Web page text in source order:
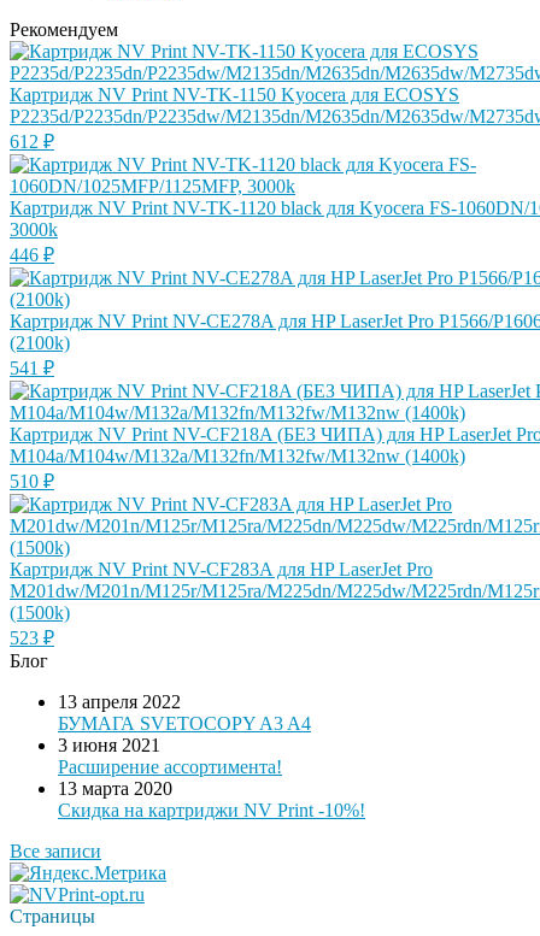
Рекомендуем
Картридж NV Print NV-TK-1150 Kyocera для ECOSYS
P2235d/P2235dn/P2235dw/M2135dn/M2635dn/M2635dw/
612 ₽
Картридж NV Print NV-TK-1120 black для Kyocera FS-1060DN/
3000k
446 ₽
Картридж NV Print NV-CE278A для HP LaserJet Pro P1566/
(2100k)
541 ₽
Картридж NV Print NV-CF218A (БЕЗ ЧИПА) для HP LaserJet
M104a/M104w/M132a/M132fn/M132fw/M132nw (1400k)
510 ₽
Картридж NV Print NV-CF283A для HP LaserJet Pro
M201dw/M201n/M125r/M125ra/M225dn/M225dw/M225rdn/
(1500k)
523 ₽
Блог
13 апреля 2022
БУМАГА SVETOCOPY A3 A4
3 июня 2021
Расширение ассортимента!
13 марта 2020
Скидка на картриджи NV Print -10%!
Все записи
Страницы